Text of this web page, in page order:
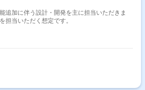
追加に伴う設計・開発を主に担当いただきま
担当いただく想定です。